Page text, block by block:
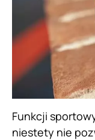
Funkcji
niestety nie